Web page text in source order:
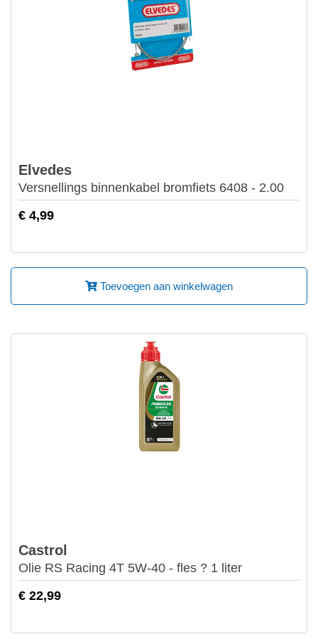
Elvedes
Versnellings binnenkabel bromfiets 6408 - 2.00
€ 4,99
Toevoegen aan winkelwagen
Castrol
Olie RS Racing 4T 5W-40 - fles ? 1 liter
€ 22,99